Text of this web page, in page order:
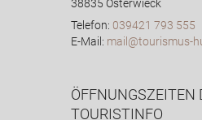
38835 Osterwieck
Telefon: 039421 793 555
E-Mail: mail@tourismus-
ÖFFNUNGSZEITEN
TOURISTINFO